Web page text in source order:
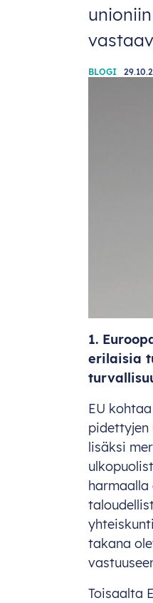
BLOGI
1.
erilaisia
EU
pidettyjen
lisäksi
takana
Toisaalta